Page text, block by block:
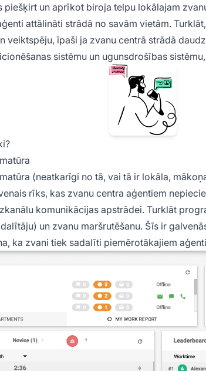
piešķirt un aprīkot biroja telpu lokālajam
attālināti strādā no savām vietām.
veiktspēju, īpaši ja zvanu centrā strādā
sistēmu un ugunsdrošības
(neatkarīgi no tā, vai tā ir lokāla,
rīks, kas zvanu centra aģentiem
komunikācijas apstrādei. Turklāt
un zvanu maršrutēšanu. Šīs ir
ka zvani tiek sadalīti piemērotākajiem